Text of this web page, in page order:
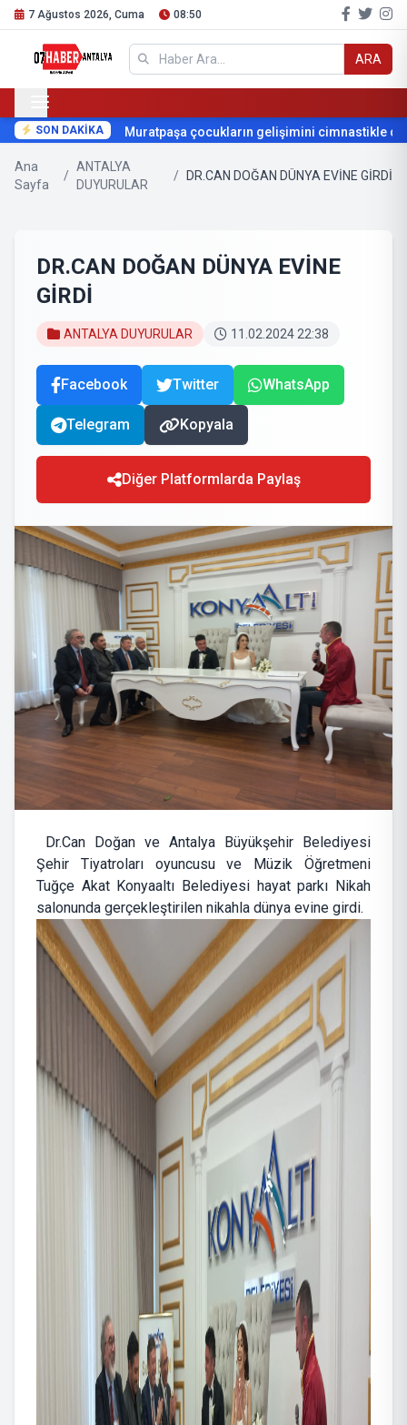
7 Ağustos 2026, Cuma 08:50
ARA
SON DAKİKAMuratpaşa çocukların gelişimini cimnastikle
Ana
Sayfa
/
ANTALYA
DUYURULAR
/ DR.CAN DOĞAN DÜNYA EVİNE GİRDİ
DR.CAN DOĞAN DÜNYA EVİNE
GİRDİ
ANTALYA DUYURULAR 11.02.2024 22:38
Facebook Twitter WhatsApp
Telegram Kopyala
Diğer Platformlarda Paylaş
Dr.Can Doğan ve Antalya Büyükşehir Belediyesi
Şehir Tiyatroları oyuncusu ve Müzik Öğretmeni
Tuğçe Akat Konyaaltı Belediyesi hayat parkı Nikah
salonunda gerçekleştirilen nikahla dünya evine girdi.